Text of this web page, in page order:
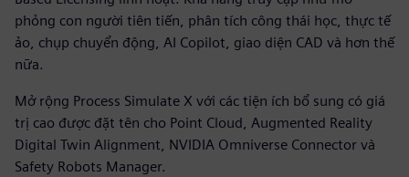
phỏng con người tiên tiến, phân tích công thái học, thực tế
ảo, chụp chuyển động, AI Copilot, giao diện CAD và hơn thế
nữa.
Mở rộng Process Simulate X với các tiện ích bổ sung có giá
trị cao được đặt tên cho Point Cloud, Augmented Reality
Digital Twin Alignment, NVIDIA Omniverse Connector và
Safety Robots Manager.